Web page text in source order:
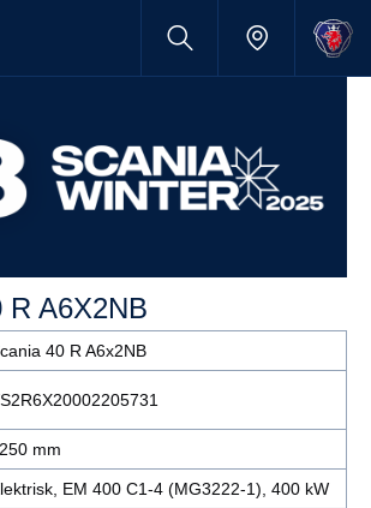
R A6X2NB
40 R A6x2NB
mm
EM 400 C1-4 (MG3222-1), 400 kW